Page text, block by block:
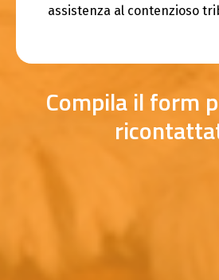
assistenza al contenzioso
Compila il form